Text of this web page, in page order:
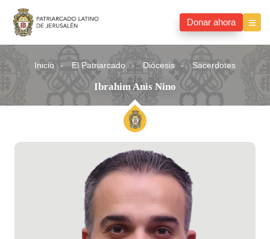
Donar ahora
Inicio El Patriarcado Diócesis Sacerdotes
Ibrahim Anis Nino